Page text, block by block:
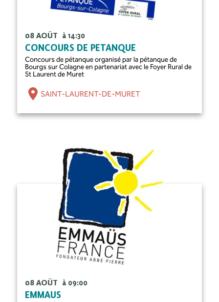
08 AOÛT à 14:30
CONCOURS DE PÉTANQUE
Concours de pétanque organisé par la pétanque de
Bourgs sur Colagne en partenariat avec le Foyer Rural de
St Laurent de Muret
SAINT-LAURENT-DE-MURET
08 AOÛT à 09:00
EMMAUS